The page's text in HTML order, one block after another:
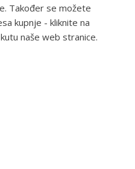
Također se možete
kupnje - kliknite na
naše web stranice.